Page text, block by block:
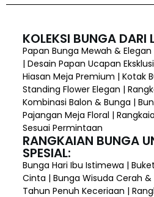
KOLEKSI BUNGA DARI
Papan Bunga Mewah &
| Desain Papan Ucapan
Hiasan Meja Premium | Kotak
Standing Flower Elegan |
Kombinasi Balon & Bunga |
Pajangan Meja Floral |
Sesuai Permintaan
RANGKAIAN BUNGA
SPESIAL:
Bunga Hari Ibu Istimewa |
Cinta | Bunga Wisuda Cerah
Tahun Penuh Keceriaan |